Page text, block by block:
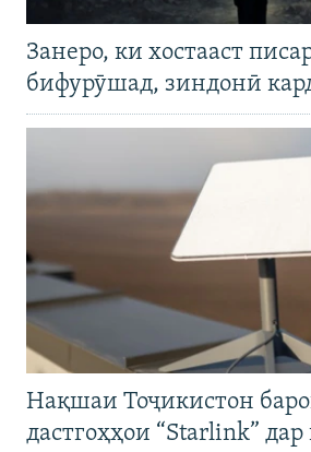
Занеро, ки хостааст
бифурӯшад, зиндонӣ
Нақшаи Тоҷикистон
дастгоҳҳои “Starlink”